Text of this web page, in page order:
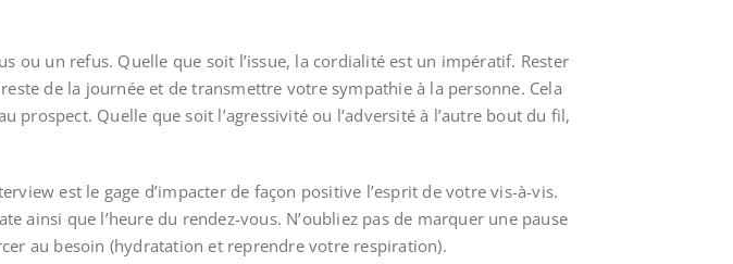
ou un refus. Quelle que soit l’issue, la cordialité est un impératif. Rester
de la journée et de transmettre votre sympathie à la personne. Cela
Quelle que soit l’agressivité ou l’adversité à l’autre bout du fil,
est le gage d’impacter de façon positive l’esprit de votre vis-à-vis.
ainsi que l’heure du rendez-vous. N’oubliez pas de marquer une pause
au besoin (hydratation et reprendre votre respiration).